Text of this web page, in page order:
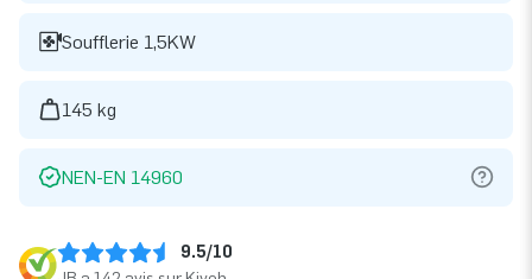
Soufflerie 1,5KW
145 kg
NEN-EN 14960
9.5/10